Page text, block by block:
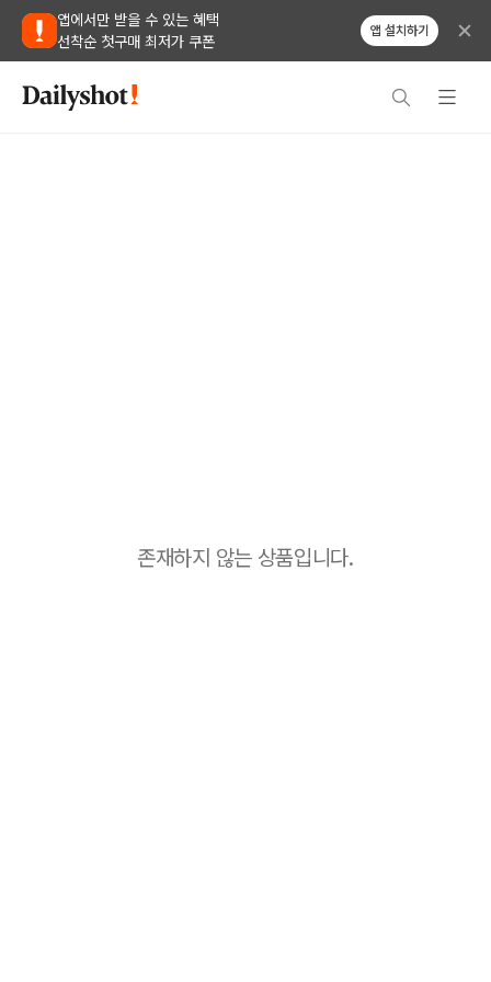
앱에서만 받을 수 있는 혜택
선착순 첫구매 최저가 쿠폰
앱 설치하기
존재하지 않는 상품입니다.